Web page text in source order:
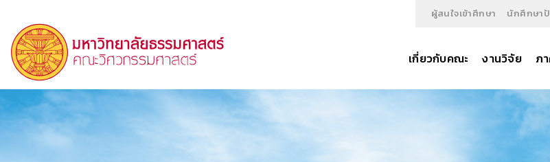
ผู้สนใจเข้าศึกษา นักศึกษา
เกี่ยวกับคณะ งานวิจัย ภ